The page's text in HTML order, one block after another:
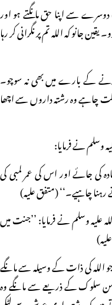
سے اپنا حق مانگتے ہو اور
جانو کہ اللہ تم پر نگرانی کر رہا
کے بارے میں بھی نہ سوچو۔
چاہے وہ رشتہ داروں سے اچھا
وسلم نے فرمایا:
کی جائے اور اس کی عمر لمبی کی
چاہیے۔‘‘ (متفق علیہ)
وسلم نے فرمایا: ’’جنت میں
کی ذات کے وسیلہ سے مانگے
سلوک کے ذریعے سے مانگے وہ